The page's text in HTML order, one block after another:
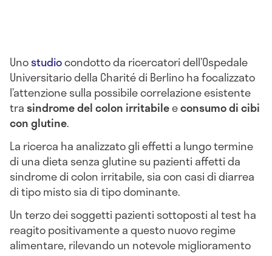
Unostudiocondotto da ricercatori dell’Ospedale
Universitario della Charité di Berlino ha focalizzato
l’attenzione sulla possibile correlazione esistente
trasindrome del colon irritabileeconsumo di cibi
con glutine.
La ricerca ha analizzato gli effetti a lungo termine
di una dieta senza glutine su pazienti affetti da
sindrome di colon irritabile, sia con casi di diarrea
di tipo misto sia di tipo dominante.
Un terzo dei soggetti pazienti sottoposti al test ha
reagito positivamente a questo nuovo regime
alimentare, rilevando un notevole miglioramento